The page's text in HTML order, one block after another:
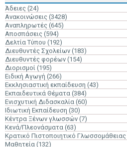
Άδειες (24)
Ανακοινώσεις (3428)
Αναπληρωτές (645)
Αποσπάσεις (594)
Δελτία Τύπου (192)
Διευθυντές Σχολείων (183)
Διευθυντές φορέων (154)
Διορισμοί (195)
Ειδική Αγωγή (266)
Εκκλησιαστική εκπαίδευση (43)
Εκπαιδευτικά Θέματα (384)
Ενισχυτική Διδασκαλία (60)
Ιδιωτική Εκπαίδευση (30)
Κέντρα Ξένων γλωσσών (7)
Κενά/Πλεονάσματα (63)
Κρατικό Πιστοποιητικό Γλωσσομάθειας
Μαθητεία (132)